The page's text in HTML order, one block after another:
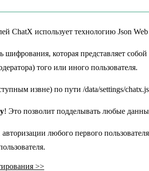
ChatX использует технологию Json
которая представляет
того или иного пользователя.
извне) по пути /data/settings/
! Это позволит подделывать любые
любого первого
>>